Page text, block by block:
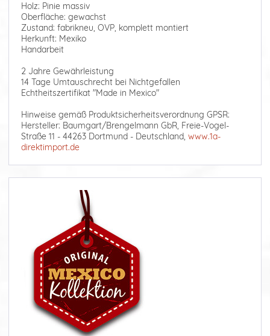
Holz: Pinie massiv
Oberfläche: gewachst
Zustand: fabrikneu, OVP, komplett montiert
Herkunft: Mexiko
Handarbeit
2 Jahre Gewährleistung
14 Tage Umtauschrecht bei Nichtgefallen
Echtheitszertifikat "Made in Mexico"
Hinweise gemäß Produktsicherheitsverordnung GPSR:
Hersteller: Baumgart/Brengelmann GbR, Freie-Vogel-
Straße 11 - 44263 Dortmund - Deutschland, www.1a-
direktimport.de